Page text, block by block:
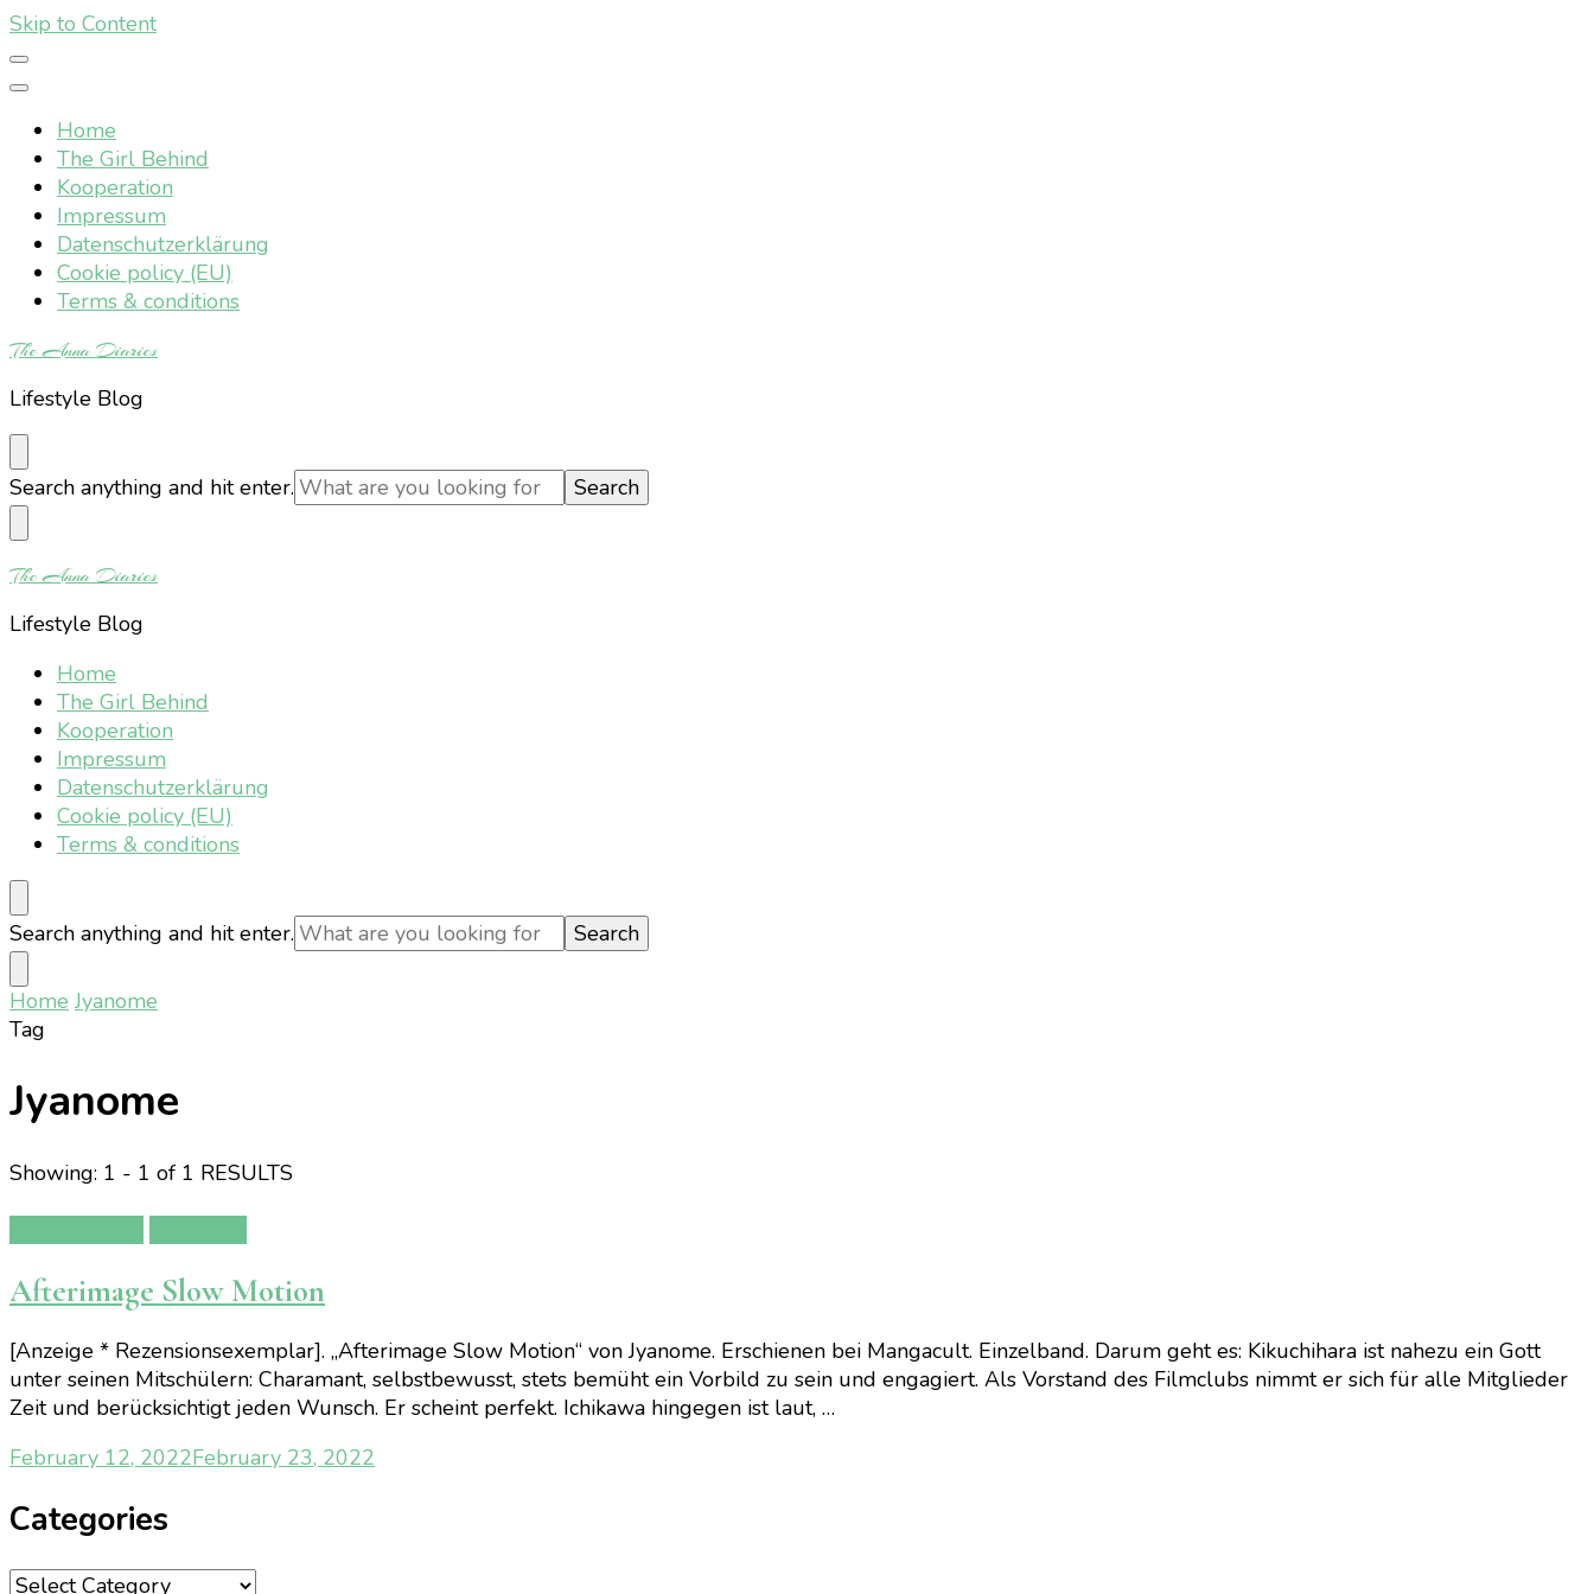
Skip to Content
Home
The Girl Behind
Kooperation
Impressum
Datenschutzerklärung
Cookie policy (EU)
Terms & conditions
The Anna Diaries
Lifestyle Blog
Looking
for
Something?
Search anything and hit enter.
The Anna Diaries
Lifestyle Blog
Home
The Girl Behind
Kooperation
Impressum
Datenschutzerklärung
Cookie policy (EU)
Terms & conditions
Looking
for
Something?
Search anything and hit enter.
Home Jyanome
Tag
Jyanome
Showing: 1 - 1 of 1 RESULTS
Afterimage Slow Motion
[Anzeige * Rezensionsexemplar]. „Afterimage Slow Motion“ von Jyanome. Erschienen bei Mangacult. Einzelband. Darum geht es: Kikuchihara ist nahezu ein Gott
unter seinen Mitschülern: Charamant, selbstbewusst, stets bemüht ein Vorbild zu sein und engagiert. Als Vorstand des Filmclubs nimmt er sich für alle Mitglieder
Zeit und berücksichtigt jeden Wunsch. Er scheint perfekt. Ichikawa hingegen ist laut, …
February 12, 2022February 23, 2022
Categories
Categories